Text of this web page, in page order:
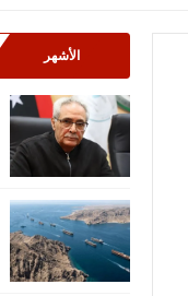
الأشهر